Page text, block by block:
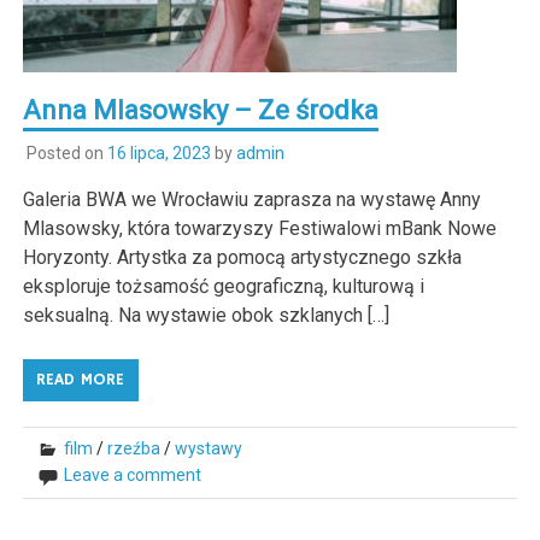
Anna Mlasowsky – Ze środka
Posted on 16 lipca, 2023 byadmin
Galeria BWA we Wrocławiu zaprasza na wystawę Anny
Mlasowsky, która towarzyszy Festiwalowi mBank Nowe
Horyzonty. Artystka za pomocą artystycznego szkła
eksploruje tożsamość geograficzną, kulturową i
seksualną. Na wystawie obok szklanych […]
READ MORE
film /rzeźba/wystawy
Leave a comment